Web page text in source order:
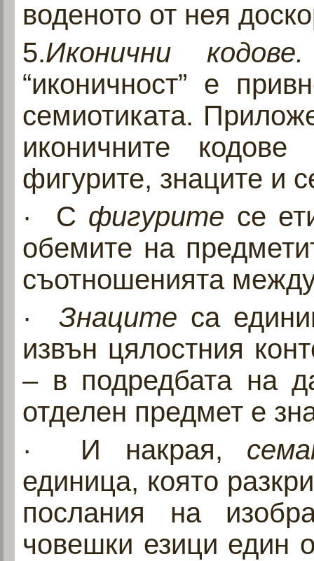
воденото от нея
5.Иконични
“иконичност” е
семиотиката.
иконичните
фигурите, знаците и
· С фигурите се
обемите на
съотношенията
· Знаците са
извън цялостния
– в подредбата на
отделен предмет е
· И накрая,
единица, която
послания на
човешки езици един